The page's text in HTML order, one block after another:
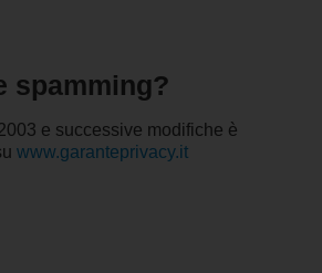
spamming?
e successive modifiche è
www.garanteprivacy.it